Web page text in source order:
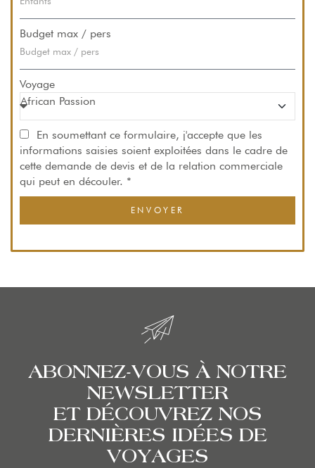
Budget max / pers
Voyage
En soumettant ce formulaire, j'accepte que les
informations saisies soient exploitées dans le cadre de
cette demande de devis et de la relation commerciale
qui peut en découler. *
ENVOYER
ABONNEZ-VOUS À NOTRE
NEWSLETTER
ET DÉCOUVREZ NOS
DERNIÈRES IDÉES DE
VOYAGES